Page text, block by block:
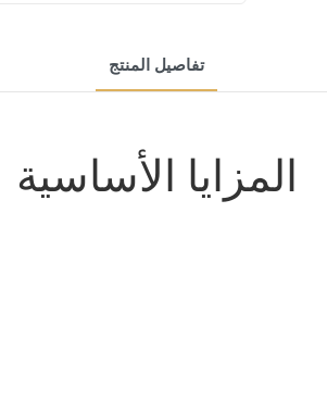
تفاصيل المنتج
المزايا الأساسية